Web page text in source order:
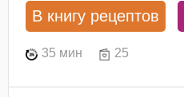
В книгу рецептов
35 мин 25